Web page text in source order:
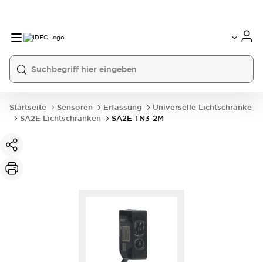
Startseite Sensoren Erfassung
Universelle Lichtschranke
SA2E Lichtschranken
SA2E-TN3-2M